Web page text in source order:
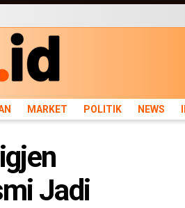
MARKET POLITIK NEWS
Jadi